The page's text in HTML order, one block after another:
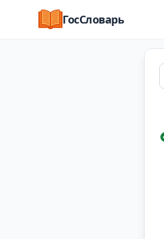
ГосСловарь